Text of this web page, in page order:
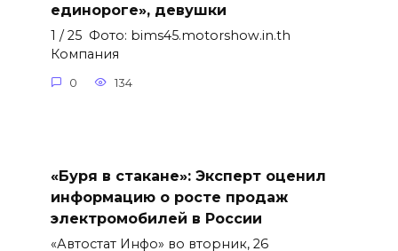
единороге», девушки
1 / 25 Фото: bims45.motorshow.in.th
Компания
0 134
«Буря в стакане»: Эксперт оценил
информацию о росте продаж
электромобилей в России
«Автостат Инфо» во вторник, 26